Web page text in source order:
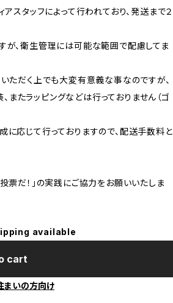
スタッフによって行われており、発送まで２
が、衛生管理には可能な範囲で配慮してま
ただく上でも大変有意義な事なのですが、
またラッピングなどは行っておりません（ゴ
に応じて行っておりますので、配送手数料と
票だ！」の実践にご協力をお願いいたしま
available
cart
まいの方向け